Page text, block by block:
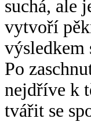
suchá, ale
vytvoří
výsledkem
Po
nejdříve k
tvářit se